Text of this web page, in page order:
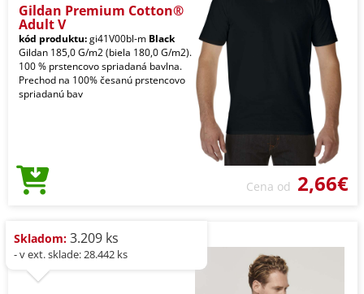
Gildan Premium Cotton®
Adult V
kód produktu:gi41V00bl-m Black
Gildan 185,0 G/m2 (biela 180,0 G/m2).
100 % prstencovo spriadaná bavlna.
Prechod na 100% česanú prstencovo
spriadanú bav
Cena od 2,66€
Skladom: 3.209 ks
- v ext. sklade: 28.442 ks